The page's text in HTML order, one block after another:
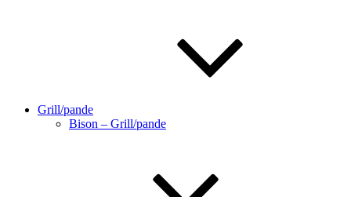
Grill/pande
Bison – Grill/pande